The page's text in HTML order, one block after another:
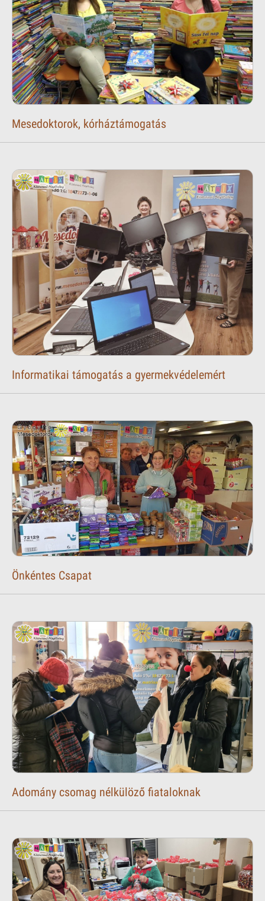
Mesedoktorok, kórháztámogatás
Informatikai támogatás a gyermekvédelemért
Önkéntes Csapat
Adomány csomag nélkülöző fiataloknak